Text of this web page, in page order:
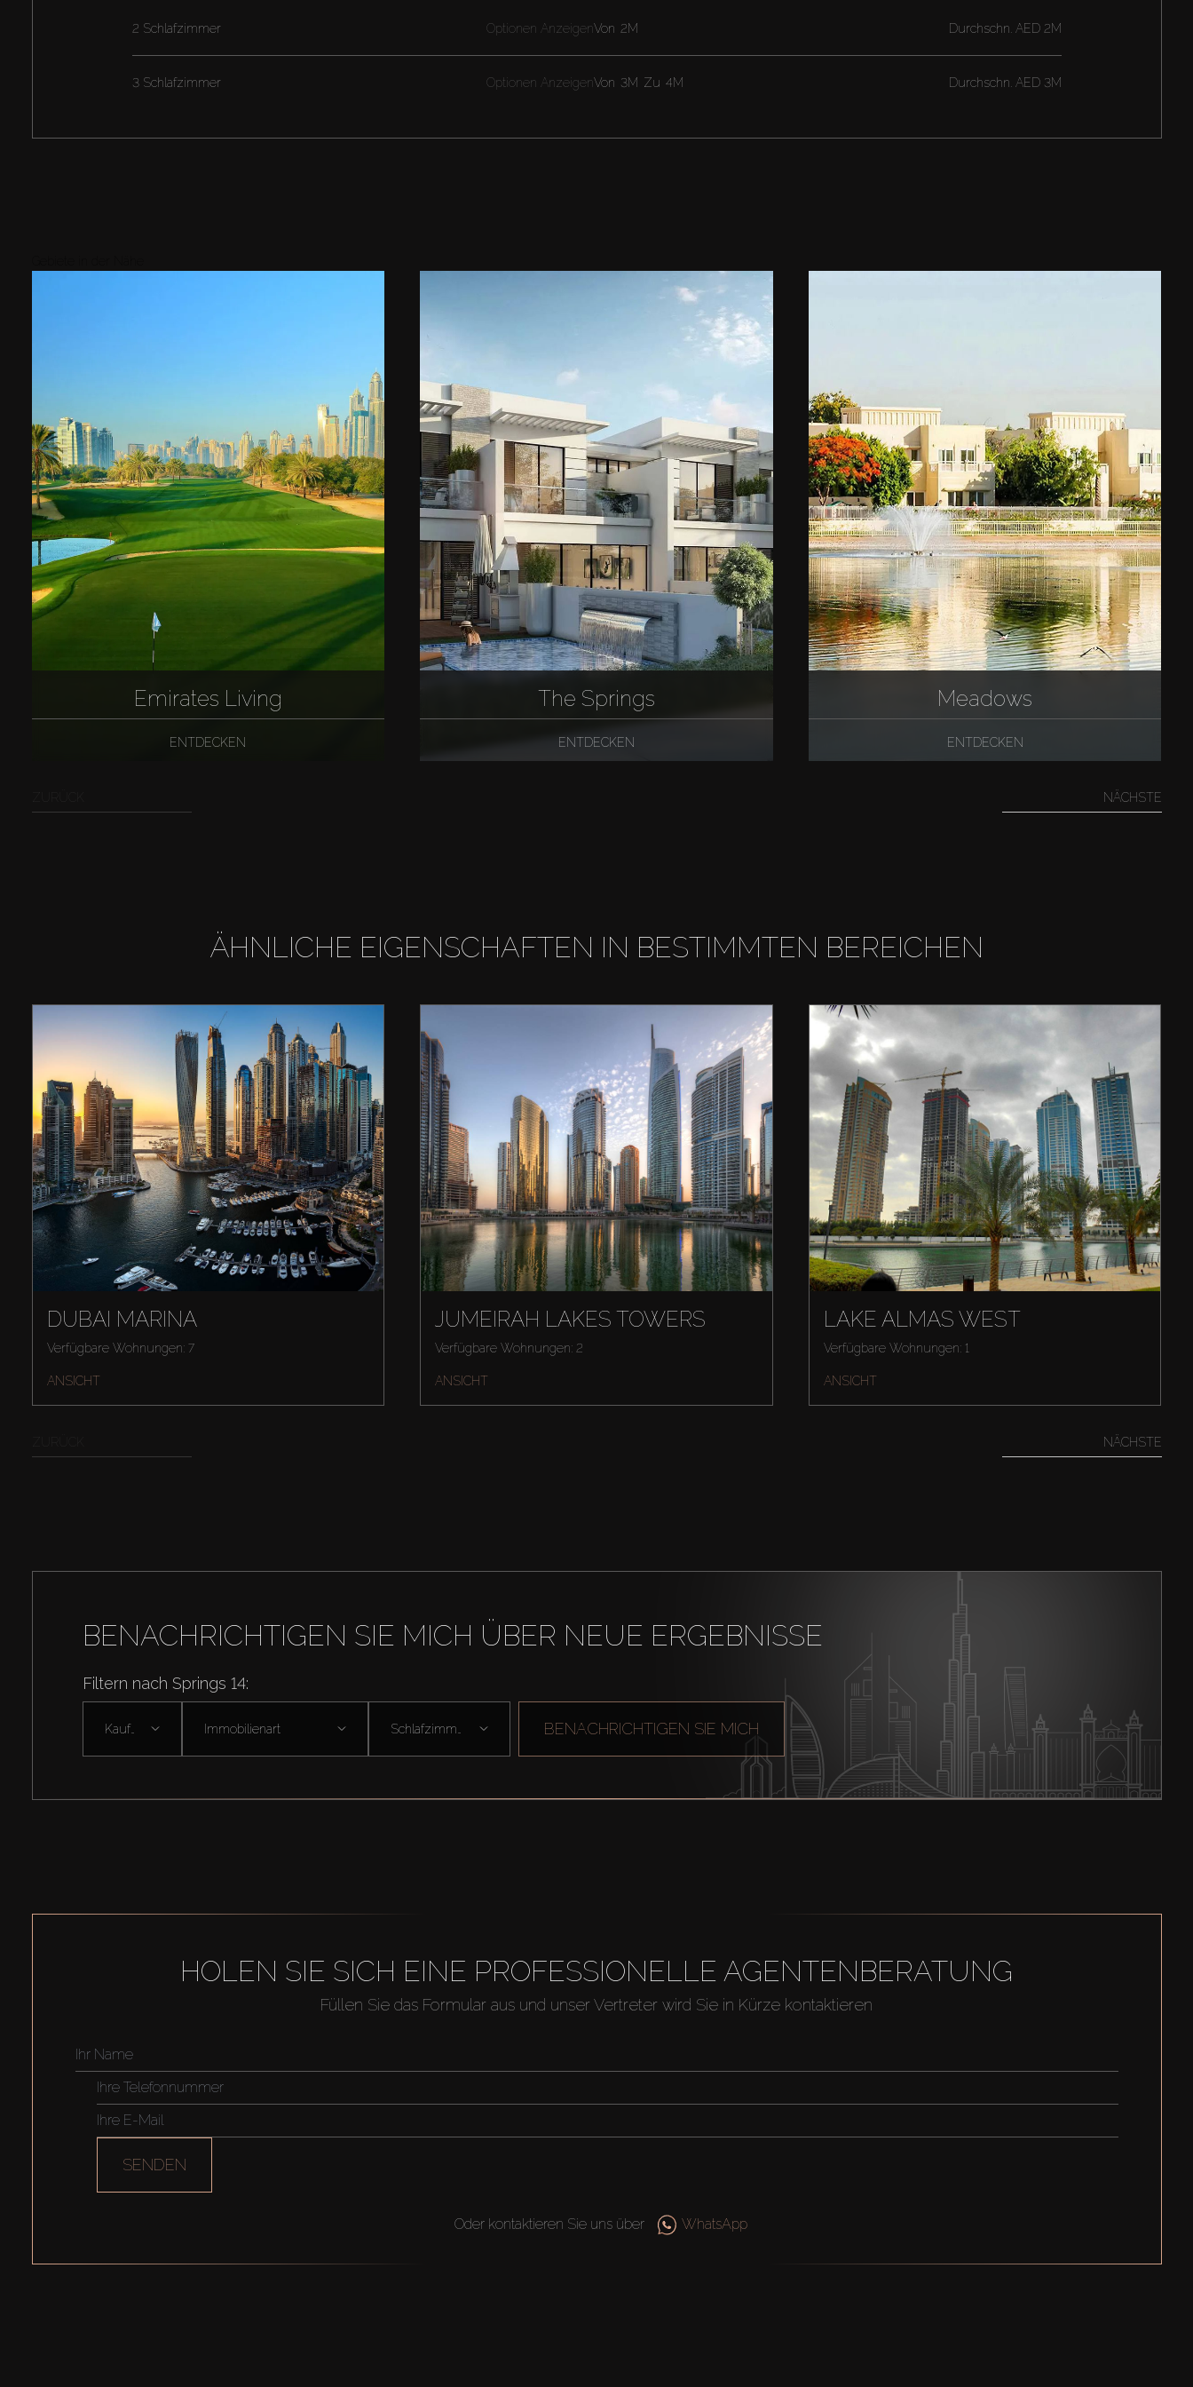
2 Schlafzimmer Optionen Anzeigen
3 Schlafzimmer Optionen Anzeigen
Von 2M Durchschn. AED 2M
Von 3M Zu 4M Durchschn. AED 3M
Emirates Living
ENTDECKEN
The Springs
ENTDECKEN
Meadows
ENTDECKEN
NÄCHSTE
ÄHNLICHE EIGENSCHAFTEN IN BESTIMMTEN BEREICHEN
DUBAI MARINA
Verfügbare Wohnungen: 7
ANSICHT
JUMEIRAH LAKES TOWERS
Verfügbare Wohnungen: 2
ANSICHT
LAKE ALMAS WEST
Verfügbare Wohnungen: 1
ANSICHT
NÄCHSTE
BENACHRICHTIGEN SIE MICH ÜBER NEUE ERGEBNISSE
Filtern nach Springs 14:
Kaufen Immobilienart BENACHRICHTIGEN SIE MICH
HOLEN SIE SICH EINE PROFESSIONELLE AGENTENBERATUNG
Füllen Sie das Formular aus und unser Vertreter wird Sie in Kürze kontaktieren
SENDEN
Oder kontaktieren Sie uns über WhatsApp